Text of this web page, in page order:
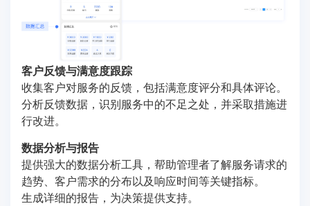
客户反馈与满意度跟踪
收集客户对服务的反馈，包括满意度评分和具体评论。
分析反馈数据，识别服务中的不足之处，并采取措施进
行改进。
数据分析与报告
提供强大的数据分析工具，帮助管理者了解服务请求的
趋势、客户需求的分布以及响应时间等关键指标。
生成详细的报告，为决策提供支持。